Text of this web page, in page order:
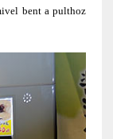
bent a pulthoz